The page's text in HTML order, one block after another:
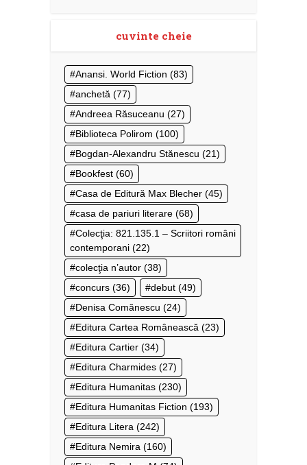
cuvinte cheie
Anansi. World Fiction (83)
anchetă (77)
Andreea Răsuceanu (27)
Biblioteca Polirom (100)
Bogdan-Alexandru Stănescu (21)
Bookfest (60)
Casa de Editură Max Blecher (45)
casa de pariuri literare (68)
Colecţia: 821.135.1 – Scriitori români
contemporani (22)
colecţia n’autor (38)
concurs (36) debut (49)
Denisa Comănescu (24)
Editura Cartea Românească (23)
Editura Cartier (34)
Editura Charmides (27)
Editura Humanitas (230)
Editura Humanitas Fiction (193)
Editura Litera (242)
Editura Nemira (160)